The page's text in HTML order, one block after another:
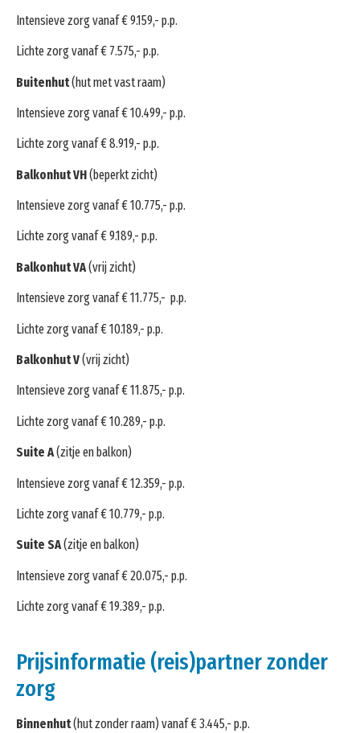
Intensieve zorg vanaf € 9.159,- p.p.
Lichte zorg vanaf € 7.575,- p.p.
Buitenhut(hut met vast raam)
Intensieve zorg vanaf € 10.499,- p.p.
Lichte zorg vanaf € 8.919,- p.p.
Balkonhut VH(beperkt zicht)
Intensieve zorg vanaf € 10.775,- p.p.
Lichte zorg vanaf € 9.189,- p.p.
Balkonhut VA(vrij zicht)
Intensieve zorg vanaf € 11.775,- p.p.
Lichte zorg vanaf € 10.189,- p.p.
Balkonhut V(vrij zicht)
Intensieve zorg vanaf € 11.875,- p.p.
Lichte zorg vanaf € 10.289,- p.p.
Suite A(zitje en balkon)
Intensieve zorg vanaf € 12.359,- p.p.
Lichte zorg vanaf € 10.779,- p.p.
Suite SA(zitje en balkon)
Intensieve zorg vanaf € 20.075,- p.p.
Lichte zorg vanaf € 19.389,- p.p.
Prijsinformatie (reis)partner zonder
zorg
Binnenhut(hut zonder raam) vanaf € 3.445,- p.p.